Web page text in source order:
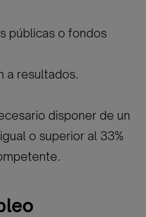
públicas o fondos
a resultados.
disponer de un
o superior al 33%